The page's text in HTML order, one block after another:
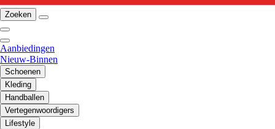
Zoeken
Aanbiedingen
Nieuw-Binnen
Schoenen
Kleding
Handballen
Vertegenwoordigers
Lifestyle